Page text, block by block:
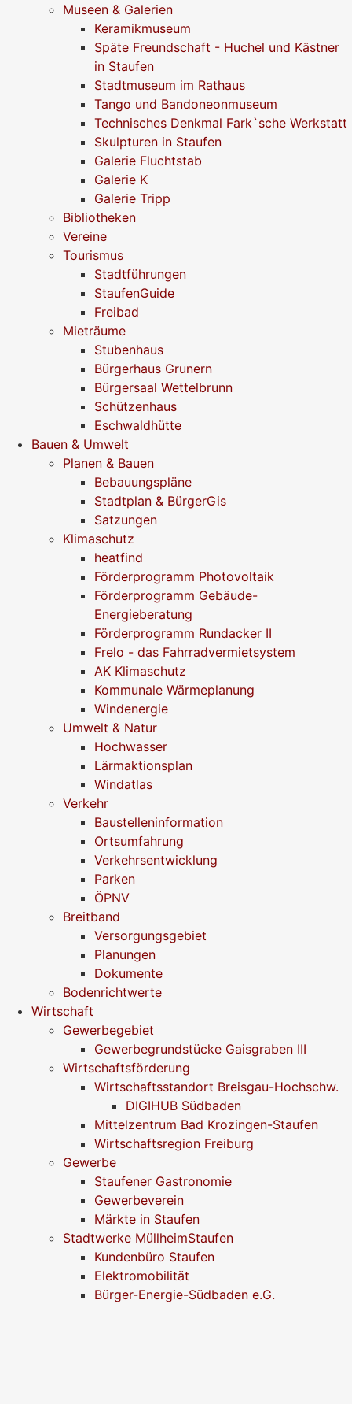
Museen & Galerien
Keramikmuseum
Späte Freundschaft - Huchel und Kästner
in Staufen
Stadtmuseum im Rathaus
Tango und Bandoneonmuseum
Technisches Denkmal Fark`sche Werkstatt
Skulpturen in Staufen
Galerie Fluchtstab
Galerie K
Galerie Tripp
Bibliotheken
Vereine
Tourismus
Stadtführungen
StaufenGuide
Freibad
Mieträume
Stubenhaus
Bürgerhaus Grunern
Bürgersaal Wettelbrunn
Schützenhaus
Eschwaldhütte
Bauen & Umwelt
Planen & Bauen
Bebauungspläne
Stadtplan & BürgerGis
Satzungen
Klimaschutz
heatfind
Förderprogramm Photovoltaik
Förderprogramm Gebäude-
Energieberatung
Förderprogramm Rundacker II
Frelo - das Fahrradvermietsystem
AK Klimaschutz
Kommunale Wärmeplanung
Windenergie
Umwelt & Natur
Hochwasser
Lärmaktionsplan
Windatlas
Verkehr
Baustelleninformation
Ortsumfahrung
Verkehrsentwicklung
Parken
ÖPNV
Breitband
Versorgungsgebiet
Planungen
Dokumente
Bodenrichtwerte
Wirtschaft
Gewerbegebiet
Gewerbegrundstücke Gaisgraben III
Wirtschaftsförderung
Wirtschaftsstandort Breisgau-Hochschw.
DIGIHUB Südbaden
Mittelzentrum Bad Krozingen-Staufen
Wirtschaftsregion Freiburg
Gewerbe
Staufener Gastronomie
Gewerbeverein
Märkte in Staufen
Stadtwerke MüllheimStaufen
Kundenbüro Staufen
Elektromobilität
Bürger-Energie-Südbaden e.G.